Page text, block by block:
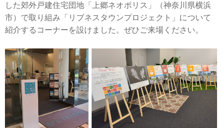
した郊外戸建住宅団地「上郷ネオポリス」（神奈川県横浜
市）で取り組み「リブネスタウンプロジェクト」について
紹介するコーナーを設けました。ぜひご来場ください。